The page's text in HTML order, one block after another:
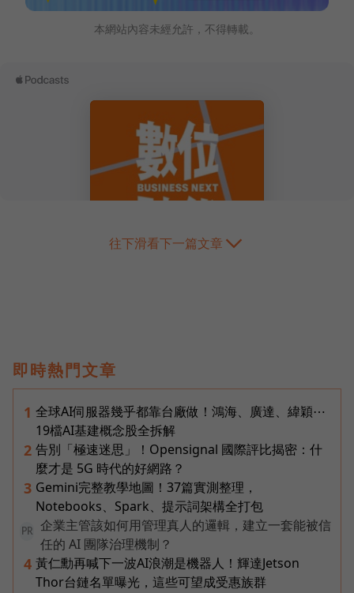
本網站內容未經允許，不得轉載。
往下滑看下一篇文章
即時熱門文章
1 全球AI伺服器幾乎都靠台廠做！鴻海、廣達、緯穎⋯
19檔AI基建概念股全拆解
2 告別「極速迷思」！Opensignal 國際評比揭密：什
麼才是 5G 時代的好網路？
3 Gemini完整教學地圖！37篇實測整理，
Notebooks、Spark、提示詞架構全打包
PR
企業主管該如何用管理真人的邏輯，建立一套能被信
任的 AI 團隊治理機制？
4 黃仁勳再喊下一波AI浪潮是機器人！輝達Jetson
Thor台鏈名單曝光，這些可望成受惠族群